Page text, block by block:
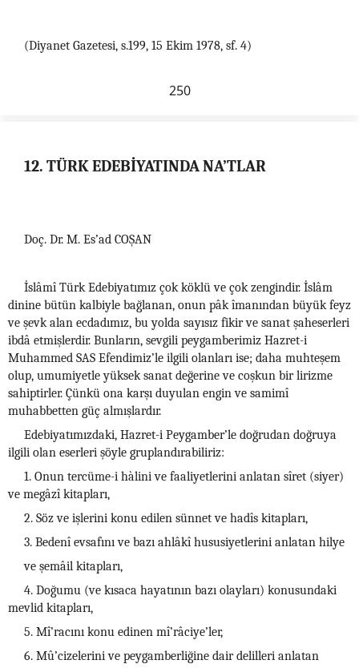
(Diyanet Gazetesi, s.199, 15 Ekim 1978, sf. 4)
250
12. TÜRK EDEBİYATINDA NA’TLAR
Doç. Dr. M. Es’ad COŞAN
İslâmî Türk Edebiyatımız çok köklü ve çok zengindir. İslâm
dinine bütün kalbiyle bağlanan, onun pâk îmanından büyük feyz
ve şevk alan ecdadımız, bu yolda sayısız fikir ve sanat şaheserleri
ibdâ etmişlerdir. Bunların, sevgili peygamberimiz Hazret-i
Muhammed SAS Efendimiz’le ilgili olanları ise; daha muhteşem
olup, umumiyetle yüksek sanat değerine ve coşkun bir lirizme
sahiptirler. Çünkü ona karşı duyulan engin ve samimî
muhabbetten güç almışlardır.
Edebiyatımızdaki, Hazret-i Peygamber’le doğrudan doğruya
ilgili olan eserleri şöyle gruplandırabiliriz:
1. Onun tercüme-i hàlini ve faaliyetlerini anlatan sîret (siyer)
ve megâzî kitapları,
2. Söz ve işlerini konu edilen sünnet ve hadîs kitapları,
3. Bedenî evsafını ve bazı ahlâkî hususiyetlerini anlatan hilye
ve şemâil kitapları,
4. Doğumu (ve kısaca hayatının bazı olayları) konusundaki
mevlid kitapları,
5. Mî’racını konu edinen mî’râciye’ler,
6. Mû’cizelerini ve peygamberliğine dair delilleri anlatan